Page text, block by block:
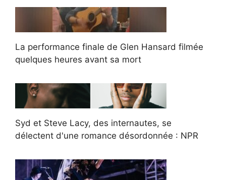
La performance finale de Glen Hansard filmée
quelques heures avant sa mort
Syd et Steve Lacy, des internautes, se
délectent d'une romance désordonnée : NPR